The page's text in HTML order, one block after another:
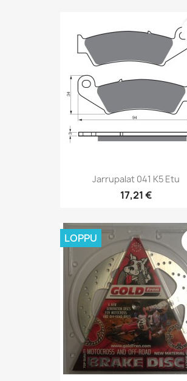
Jarrupalat 041 K5 Etu
17,21 €
LOPPU